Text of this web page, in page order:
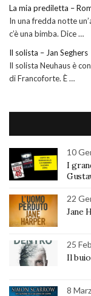
La mia prediletta –
In una fredda notte
c’è una bimba. Dice …
Il solista – Jan Seghers
Il solista Neuhaus è
di Francoforte. È …
10
I
22
Jane
25
Il
8